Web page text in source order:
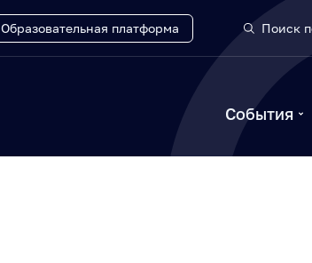
Образовательная платформа Поиск
События